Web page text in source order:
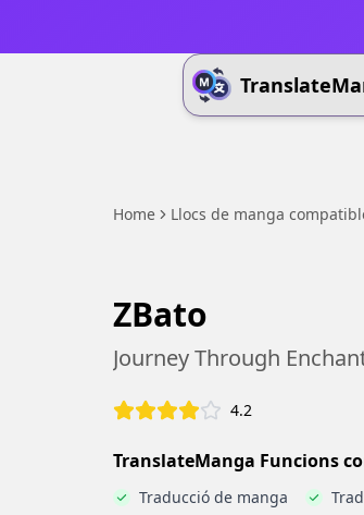
Home Llocs de manga
ZBato
Journey Through
4.2
TranslateManga Funcions
Traducció de manga